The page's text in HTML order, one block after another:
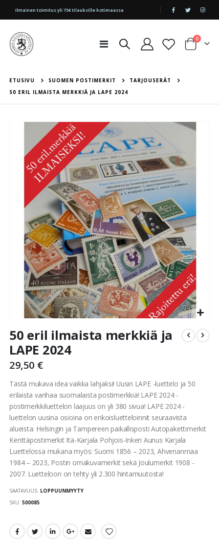
|
Ilmainen toimitus yli 75€ tilauksille kotimaassa
Toggle
Cart
0tuotetta
ETUSIVU SUOMEN POSTIMERKIT
TARJOUSERÄT
50 ERIL ILMAISTA MERKKIÄ JA LAPE 2024
to
beginning
of
images
gallery
50 eril ilmaista merkkiä ja
LAPE 2024
29,50 €
Tästä mukava idea vaikka lahjaksi! Uusin LAPE -luettelo ja 50
erilaista vanhaa suomalaista postimerkkiä! LAPE 2024 -
postimerkkiluettelon laajuus on yli 380 sivua! LAPE 2024 -
luettelon uusina osioina on erikoisluetteloinnit seuraavista
alueista: Helsingin ja Tampereen paikallisposti Autopakettimerkit
Kenttäpostimerkit Itä-Karjala Pohjois-Inkeri Aunus Karjala
Luettelossa mukana myös: Suomi 1856 – 2023, Ahvenanmaa
1984 – 2023, Postin omakuvamerkit sekä Joulumerkit 1908 -
2007. Luetteloon on tehty yli 2.300 hintamuutosta!
SAATAVUUS: LOPPUUNMYYTY
SKU 500085